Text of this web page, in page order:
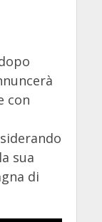
con
sua
di